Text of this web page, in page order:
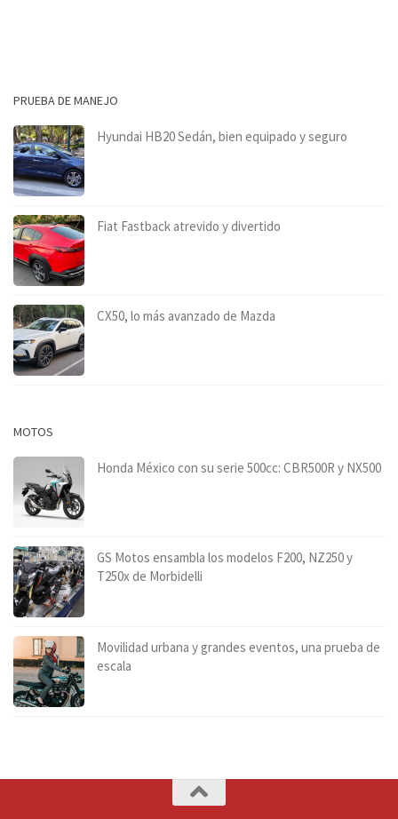
PRUEBA DE MANEJO
Hyundai HB20 Sedán, bien equipado y seguro
Fiat Fastback atrevido y divertido
CX50, lo más avanzado de Mazda
MOTOS
Honda México con su serie 500cc: CBR500R y NX500
GS Motos ensambla los modelos F200, NZ250 y
T250x de Morbidelli
Movilidad urbana y grandes eventos, una prueba de
escala